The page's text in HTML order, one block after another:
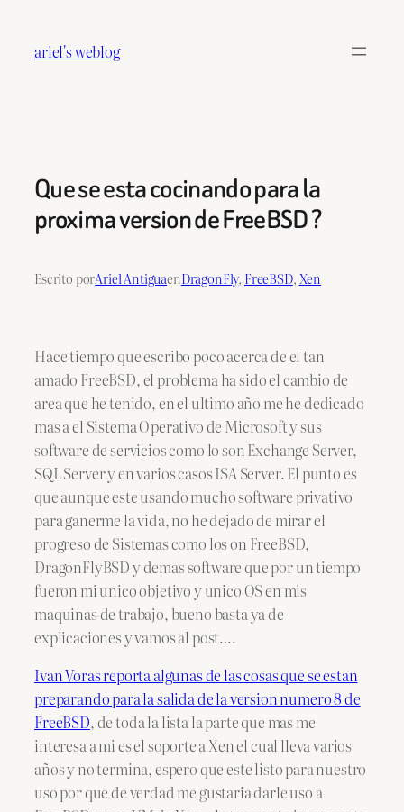
contenido
ariel's weblog
Que se esta cocinando para la
proxima version de FreeBSD ?
Escrito porAriel AntiguaenDragonFly, FreeBSD, Xen
Hace tiempo que escribo poco acerca de el tan
amado FreeBSD, el problema ha sido el cambio de
area que he tenido, en el ultimo año me he dedicado
mas a el Sistema Operativo de Microsoft y sus
software de servicios como lo son Exchange Server,
SQL Server y en varios casos ISA Server. El punto es
que aunque este usando mucho software privativo
para ganerme la vida, no he dejado de mirar el
progreso de Sistemas como los on FreeBSD,
DragonFlyBSD y demas software que por un tiempo
fueron mi unico objetivo y unico OS en mis
maquinas de trabajo, bueno basta ya de
explicaciones y vamos al post….
Ivan Voras reporta algunas de las cosas que se estan
preparando para la salida de la version numero 8 de
FreeBSD, de toda la lista la parte que mas me
interesa a mi es el soporte a Xen el cual lleva varios
años y no termina, espero que este listo para nuestro
uso por que de verdad me gustaria darle uso a